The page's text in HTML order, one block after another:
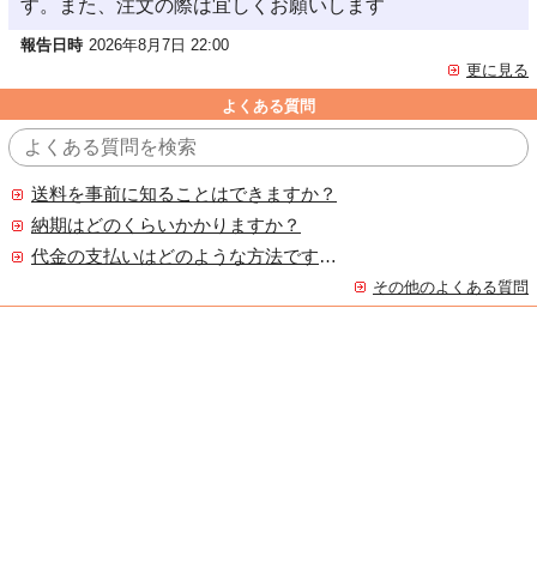
す。また、注文の際は宜しくお願いします
報告日時 2026年8月7日 22:00
更に見る
よくある質問
送料を事前に知ることはできますか？
納期はどのくらいかかりますか？
代金の支払いはどのような方法ですか？
その他のよくある質問